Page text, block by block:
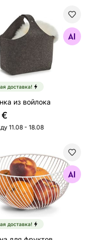
из войлока
Найдите похожие
доставка!
из войлока
€
11.08 - 18.08
для фруктов
Найдите похожие
доставка!